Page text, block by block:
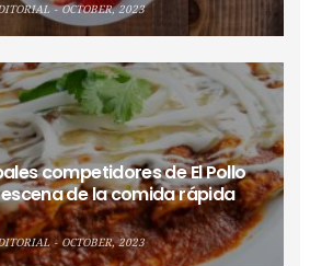
OCTOBER, 2023
competidores de El Pollo
de la comida rápida
OCTOBER, 2023